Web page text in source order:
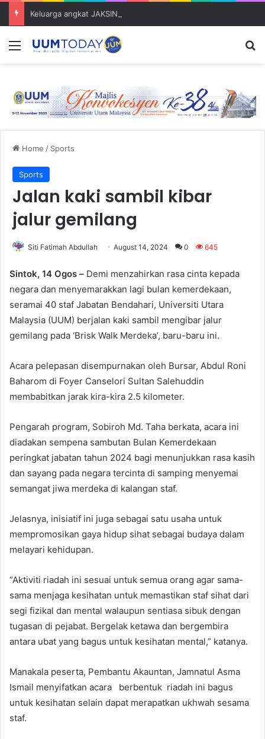
Menu
Home / Sports
Sports
Jalan kaki sambil kibar
jalur gemilang
Siti Fatimah Abdullah August 14, 2024 0 645
Sintok, 14 Ogos – Demi menzahirkan rasa cinta kepada
negara dan menyemarakkan lagi bulan kemerdekaan,
seramai 40 staf Jabatan Bendahari, Universiti Utara
Malaysia (UUM) berjalan kaki sambil mengibar jalur
gemilang pada ‘Brisk Walk Merdeka’, baru-baru ini.
Acara pelepasan disempurnakan oleh Bursar, Abdul Roni
Baharom di Foyer Canselori Sultan Salehuddin
membabitkan jarak kira-kira 2.5 kilometer.
Pengarah program, Sobiroh Md. Taha berkata, acara ini
diadakan sempena sambutan Bulan Kemerdekaan
peringkat jabatan tahun 2024 bagi menunjukkan rasa kasih
dan sayang pada negara tercinta di samping menyemai
semangat jiwa merdeka di kalangan staf.
Jelasnya, inisiatif ini juga sebagai satu usaha untuk
mempromosikan gaya hidup sihat sebagai budaya dalam
melayari kehidupan.
“Aktiviti riadah ini sesuai untuk semua orang agar sama-
sama menjaga kesihatan untuk memastikan staf sihat dari
segi fizikal dan mental walaupun sentiasa sibuk dengan
tugasan di pejabat. Bergelak ketawa dan bergembira
antara ubat yang bagus untuk kesihatan mental,” katanya.
Manakala peserta, Pembantu Akauntan, Jamnatul Asma
Ismail menyifatkan acara berbentuk riadah ini bagus
untuk kesihatan selain dapat merapatkan ukhwah sesama
staf.